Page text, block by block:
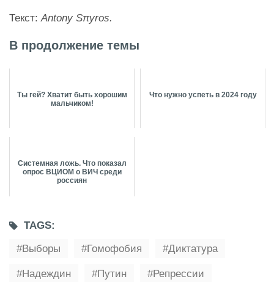
Текст: Antony Sπyros.
В продолжение темы
Ты гей? Хватит быть хорошим
мальчиком!
Что нужно успеть в 2024 году
Системная ложь. Что показал
опрос ВЦИОМ о ВИЧ среди
россиян
TAGS:
Выборы
Гомофобия Диктатура
Надеждин Путин Репрессии